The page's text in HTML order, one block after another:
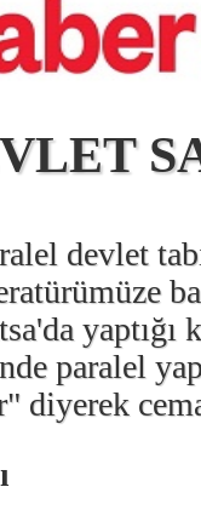
devlet
yaptığı
paralel
diyerek